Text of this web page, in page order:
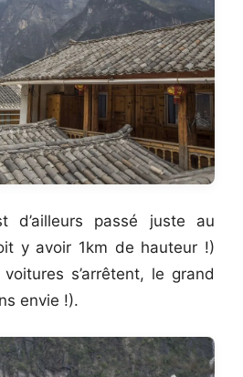
d’ailleurs passé juste au
y avoir 1km de hauteur !)
s’arrêtent, le grand
envie !).